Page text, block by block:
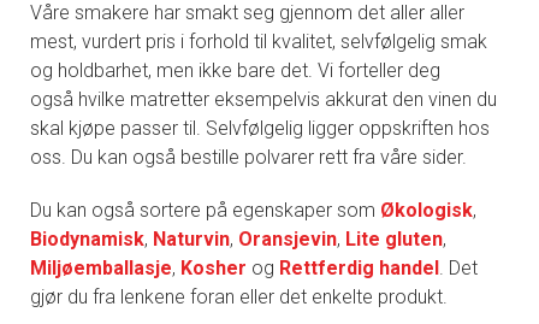
Våre smakere har smakt seg gjennom det aller aller
mest, vurdert pris i forhold til kvalitet, selvfølgelig smak
og holdbarhet, men ikke bare det. Vi forteller deg
også hvilke matretter eksempelvis akkurat den vinen du
skal kjøpe passer til. Selvfølgelig ligger oppskriften hos
oss. Du kan også bestille polvarer rett fra våre sider.
Du kan også sortere på egenskaper som Økologisk,
Biodynamisk, Naturvin, Oransjevin, Lite gluten,
Miljøemballasje, Kosher og Rettferdig handel. Det
gjør du fra lenkene foran eller det enkelte produkt.